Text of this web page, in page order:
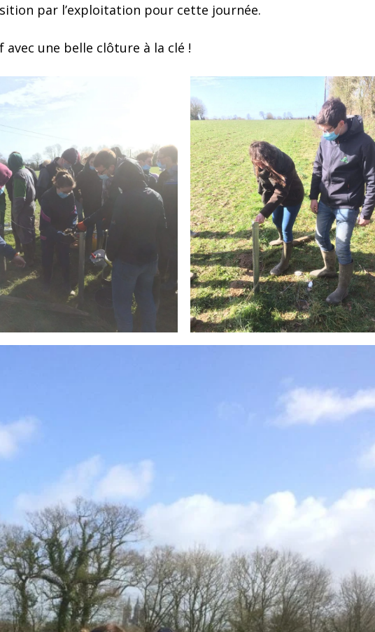
par l’exploitation pour cette journée.
une belle clôture à la clé !